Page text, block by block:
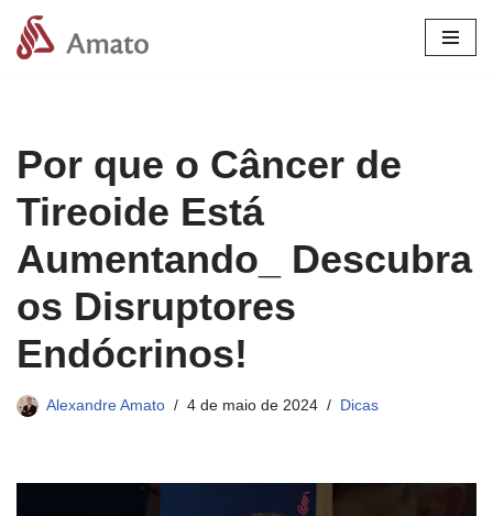
Pular
Por que o Câncer de
Tireoide Está
Aumentando_ Descubra
os Disruptores
Endócrinos!
Alexandre Amato 4 de maio de 2024 Dicas